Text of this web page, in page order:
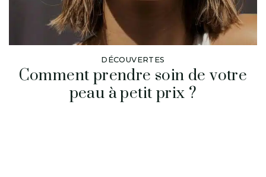
DÉCOUVERTES
Comment prendre soin de votre
peau à petit prix ?